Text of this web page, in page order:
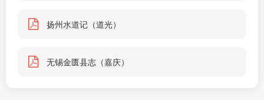
扬州水道记（道光）
无锡金匮县志（嘉庆）